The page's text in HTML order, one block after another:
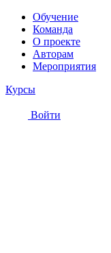
Обучение
Команда
О проекте
Авторам
Мероприятия
Курсы
Войти